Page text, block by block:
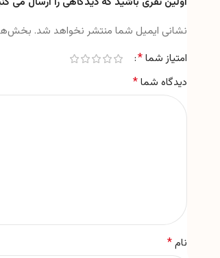
نشانی ایمیل شما منتشر نخواهد شد.
امتیاز شما*
دیدگاه شما*
نام*